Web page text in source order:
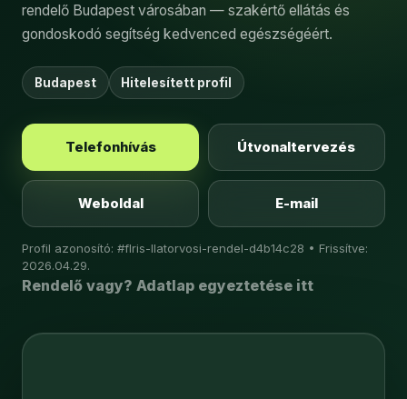
rendelő Budapest városában — szakértő ellátás és
gondoskodó segítség kedvenced egészségéért.
Budapest Hitelesített profil
Telefonhívás Útvonaltervezés
Weboldal E-mail
Profil azonosító: #flris-llatorvosi-rendel-d4b14c28 • Frissítve:
2026.04.29.
Rendelő vagy? Adatlap egyeztetése itt